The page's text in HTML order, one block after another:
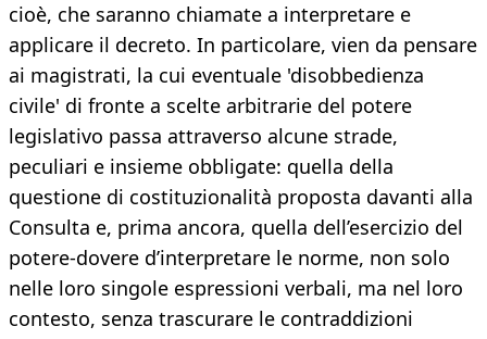
cioè, che saranno chiamate a interpretare e
applicare il decreto. In particolare, vien da pensare
ai magistrati, la cui eventuale 'disobbedienza
civile' di fronte a scelte arbitrarie del potere
legislativo passa attraverso alcune strade,
peculiari e insieme obbligate: quella della
questione di costituzionalità proposta davanti alla
Consulta e, prima ancora, quella dell’esercizio del
potere-dovere d’interpretare le norme, non solo
nelle loro singole espressioni verbali, ma nel loro
contesto, senza trascurare le contraddizioni